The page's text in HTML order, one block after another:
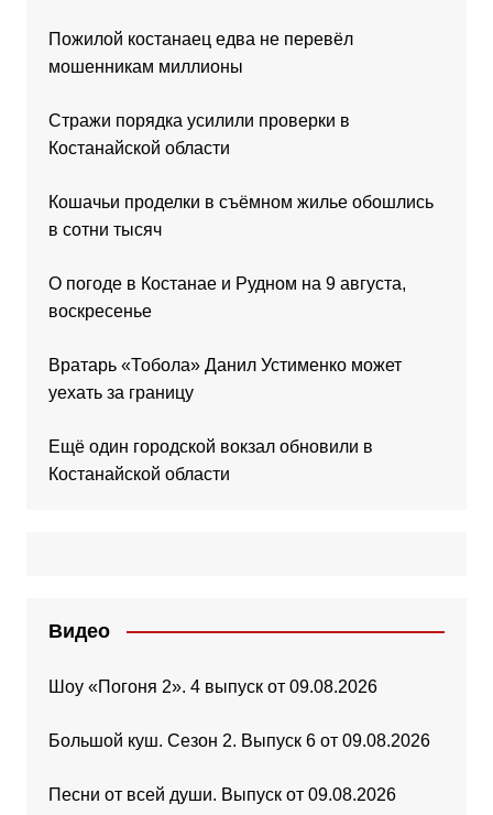
Пожилой костанаец едва не перевёл
мошенникам миллионы
Стражи порядка усилили проверки в
Костанайской области
Кошачьи проделки в съёмном жилье обошлись
в сотни тысяч
О погоде в Костанае и Рудном на 9 августа,
воскресенье
Вратарь «Тобола» Данил Устименко может
уехать за границу
Ещё один городской вокзал обновили в
Костанайской области
Видео
Шоу «Погоня 2». 4 выпуск от 09.08.2026
Большой куш. Сезон 2. Выпуск 6 от 09.08.2026
Песни от всей души. Выпуск от 09.08.2026